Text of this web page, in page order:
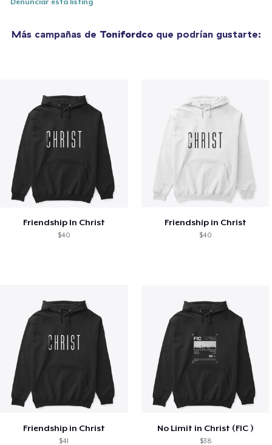
Denunciar esta listing
Más campañas de Tonifordcoque podrían gustarte:
Friendship In Christ
$40
Friendship in Christ
$40
Friendship in Christ
$41
No Limit in Christ (FIC )
$38